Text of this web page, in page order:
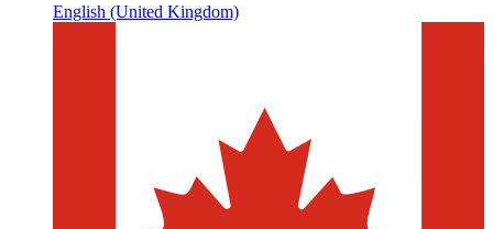
English (United Kingdom)